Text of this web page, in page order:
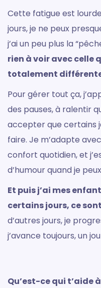
Cette fatigue est
jours, je ne peux
j’ai un peu plus la
rien à voir avec celle
totalement
Pour gérer tout ça,
des pauses, à ralentir
accepter que certains
faire. Je m’adapte
confort quotidien, et
d’humour quand je
Et puis j’ai mes
certains jours, ce
d’autres jours, je
j’avance toujours, un
Qu’est-ce qui t’aide